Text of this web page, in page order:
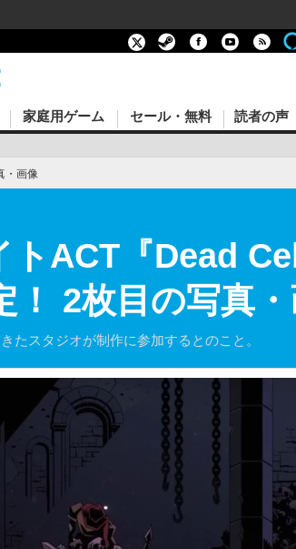
家庭用ゲーム セール・無料 読者の声
・画像
トACT『Dead
！ 2枚目の写真
たスタジオが制作に参加するとのこと。